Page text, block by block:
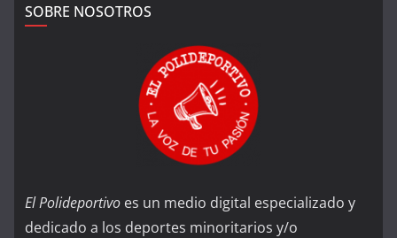
SOBRE NOSOTROS
El Polideportivo es un medio digital especializado y
dedicado a los deportes minoritarios y/o